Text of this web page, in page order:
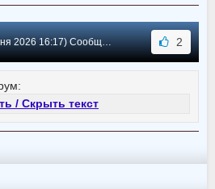
16:17) Сообщение #608 2
/ Скрыть текст